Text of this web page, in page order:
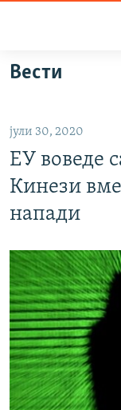
Оди
на
Оди
на
главната
навигација
на
ВИЗУЕЛНО
ПОДКАСТ
СЛЕДЕТЕ НЕ
РСЕ веб
Вести
јули 30, 2020
ЕУ воведе
Кинези
напади